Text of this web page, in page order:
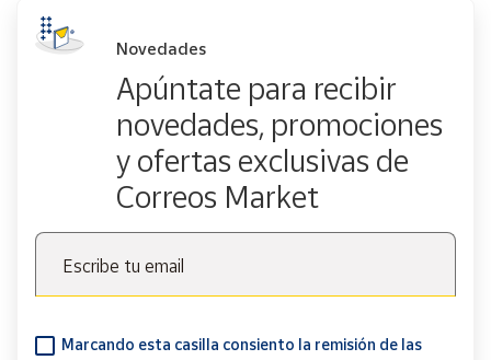
Novedades
Apúntate para recibir
novedades, promociones
y ofertas exclusivas de
Correos Market
Escribe tu email
Marcando esta casilla consiento la remisión de las